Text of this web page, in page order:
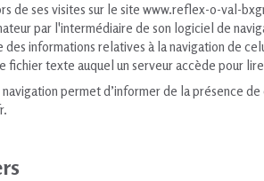
de ses visites sur le site www.reflex-o-val-
par l'intermédiaire de son logiciel de
informations relatives à la navigation de
fichier texte auquel un serveur accède pour
permet d’informer de la présence
.